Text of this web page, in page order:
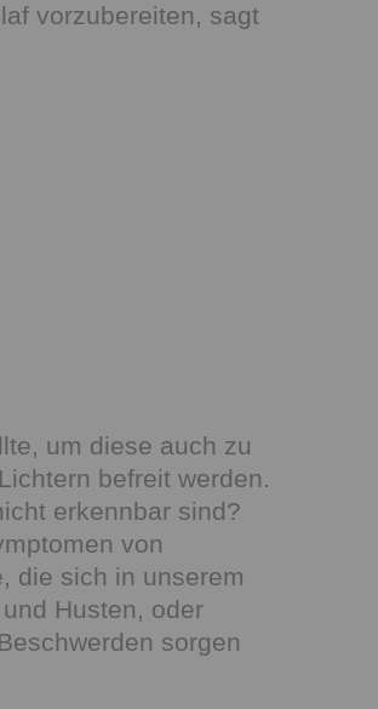
vorzubereiten, sagt
um diese auch zu
befreit werden.
erkennbar sind?
von
die sich in unserem
Husten, oder
sorgen